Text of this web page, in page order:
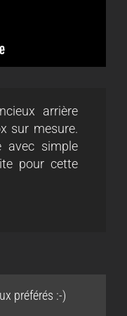
arrière
sur mesure.
avec simple
pour cette
préférés :-)